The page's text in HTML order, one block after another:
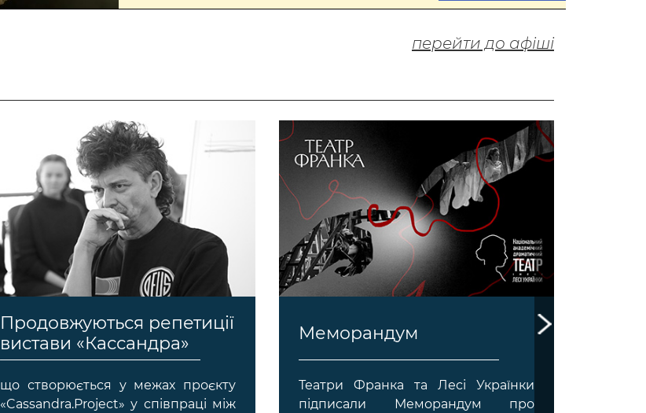
перейти до афіші
Продовжуються репетиції
вистави «Кассандра»
що створюється у межах проєкту
«Cassandra.Project»у співпраці між
Меморандум
Театри Франка та Лесі Українки
підписали Меморандум про